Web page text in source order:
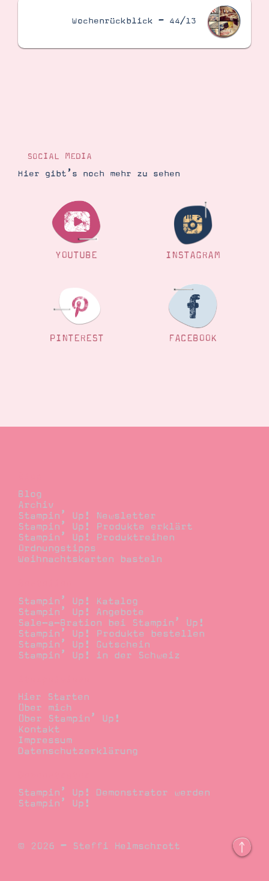
Wochenrückblick – 44/13
SOCIAL MEDIA
Hier gibt’s noch mehr zu sehen
YOUTUBE INSTAGRAM
PINTEREST FACEBOOK
Blog
Archiv
Stampin’ Up! Newsletter
Stampin’ Up! Produkte erklärt
Stampin’ Up! Produktreihen
Ordnungstipps
Weihnachtskarten basteln
Stampin’ Up! Katalog
Stampin’ Up! Angebote
Sale-a-Bration bei Stampin’ Up!
Stampin’ Up! Produkte bestellen
Stampin’ Up! Gutschein
Stampin’ Up! in der Schweiz
Hier Starten
Über mich
Über Stampin’ Up!
Kontakt
Impressum
Datenschutzerklärung
Stampin’ Up! Demonstrator werden
Stampin’ Up!
© 2026 – Steffi Helmschrott